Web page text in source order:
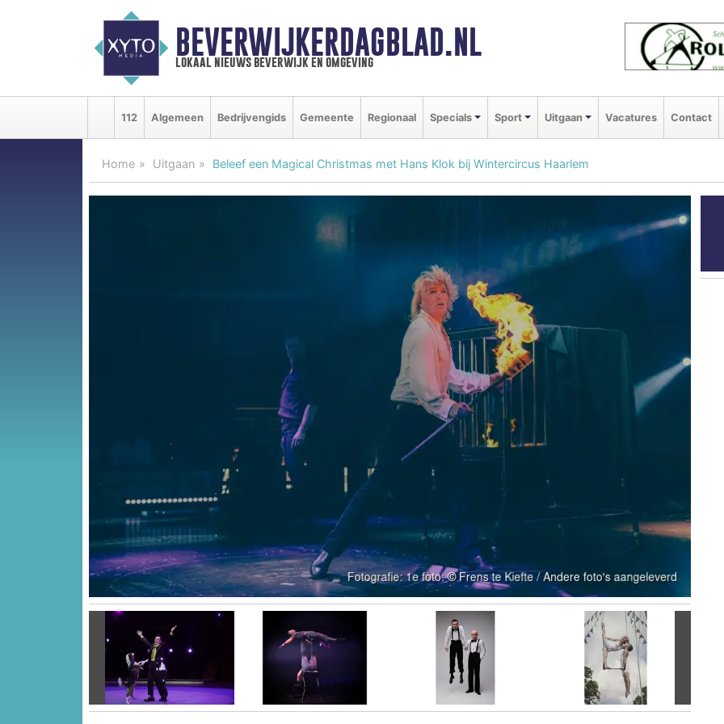
BEVERWIJKERDAGBLAD.NL
lokaal nieuws beverwijk en omgeving
112 Algemeen Bedrijvengids Gemeente Regionaal Specials Sport Uitgaan Vacatures Contact
Home Uitgaan Beleef een Magical Christmas met Hans Klok bij Wintercircus Haarlem
Vorige